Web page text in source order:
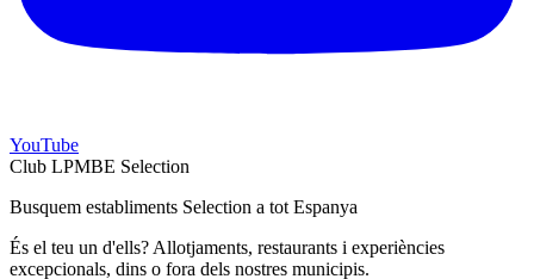
YouTube
Club LPMBE Selection
Busquem establiments Selection a tot Espanya
És el teu un d'ells? Allotjaments, restaurants i experiències
excepcionals, dins o fora dels nostres municipis.